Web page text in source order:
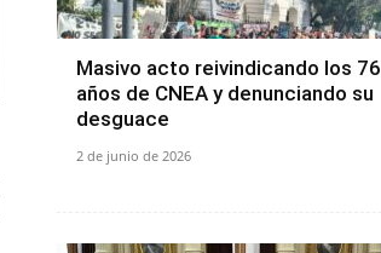
Masivo acto reivindicando los 76
años de CNEA y denunciando su
desguace
2 de junio de 2026